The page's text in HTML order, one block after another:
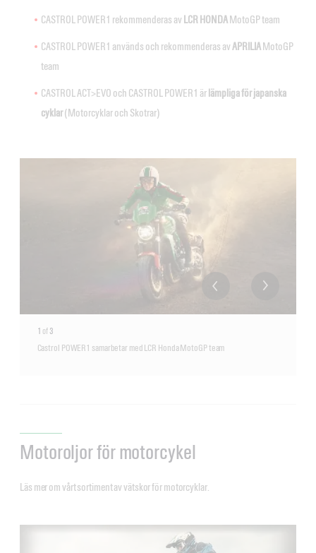
CASTROL POWER1 rekommenderas av LCR HONDAMotoGP team
CASTROL POWER1 används och rekommenderas avAPRILIAMotoGP
team
CASTROL ACT>EVO och CASTROL POWER1 är lämpliga för japanska
cyklar(Motorcyklar och Skotrar)
1 of 3
Castrol POWER1 samarbetar med LCR Honda MotoGP team
Motoroljor för motorcykel
Läs mer om vårt sortiment av vätskor för motorcyklar.